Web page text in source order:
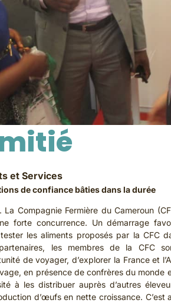
et Services
de confiance bâties dans la durée
La Compagnie Fermière du Cameroun
forte concurrence. Un démarrage
les aliments proposés par la CFC
les membres de la CFC
de voyager, d’explorer la France et
en présence de confrères du
à les distribuer auprès d’autres
d’œufs en nette croissance. C’est